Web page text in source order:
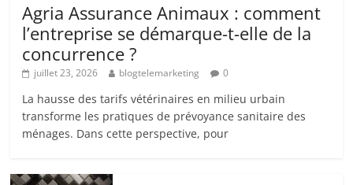
Agria Assurance Animaux : comment
l’entreprise se démarque-t-elle de la
concurrence ?
juillet 23, 2026 blogtelemarketing 0
La hausse des tarifs vétérinaires en milieu urbain
transforme les pratiques de prévoyance sanitaire des
ménages. Dans cette perspective, pour